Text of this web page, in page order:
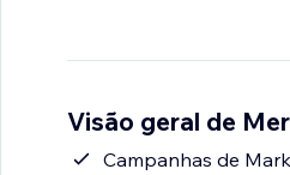
Visão geral de
Campanhas de